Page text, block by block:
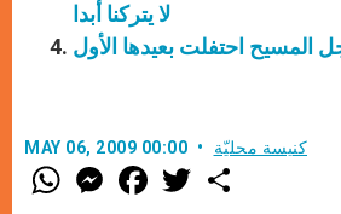
لا يتركنا أبدا
المسيح احتفلت بعيدها الأول
MAY 06, 2009 00:00 كنيسة محليّة
W
h
M
e
F
a w